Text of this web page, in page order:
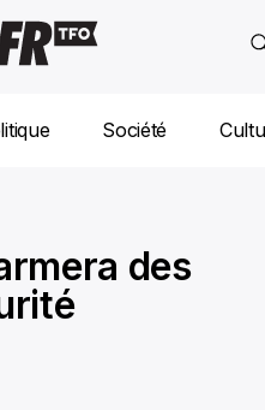
Société
des